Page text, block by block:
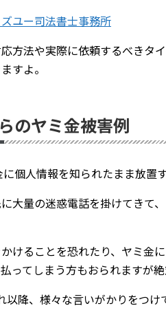
ユー司法書士事務所
方法や実際に依頼するべきタ
すよ。
のヤミ金被害例
個人情報を知られたまま放置
大量の迷惑電話を掛けてきて
けることを恐れたり、ヤミ金
ってしまう方もおられますが
以降、様々な言いがかりをつ